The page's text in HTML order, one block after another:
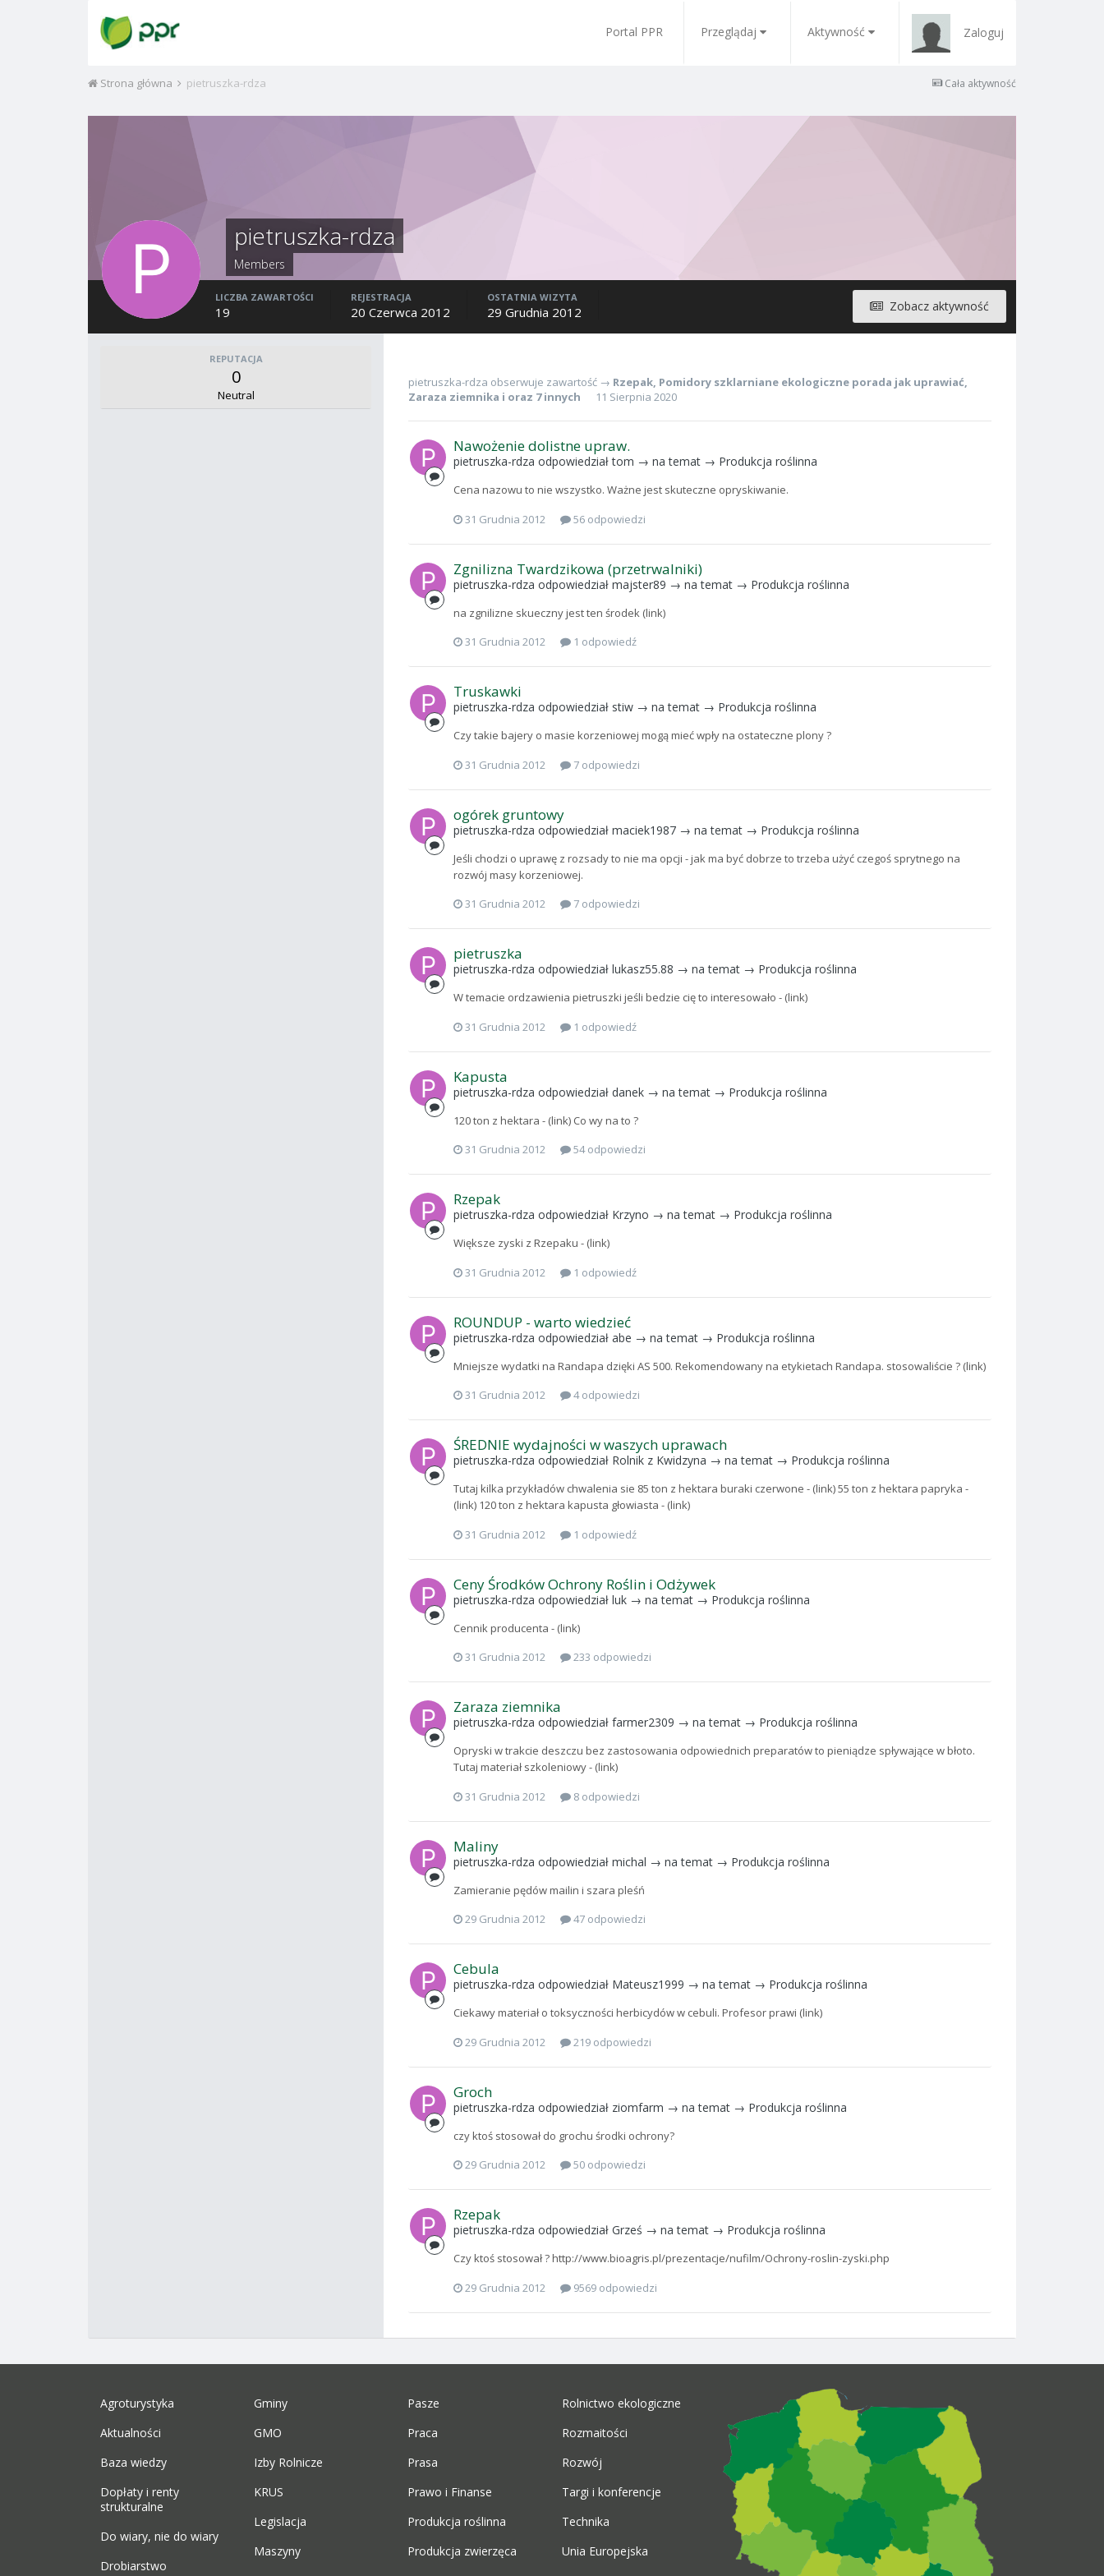
Portal PPR Przeglądaj Aktywność Zaloguj
Cała aktywność
Strona główna pietruszka-rdza
pietruszka-rdza
Members
Zobacz aktywność
LICZBA ZAWARTOŚCI
19
REJESTRACJA
20 Czerwca 2012
OSTATNIA WIZYTA
29 Grudnia 2012
REPUTACJA
0
Neutral
pietruszka-rdza obserwuje zawartość → Rzepak, Pomidory szklarniane ekologiczne porada jak uprawiać,
Zaraza ziemnika i oraz 7 innych 11 Sierpnia 2020
Nawożenie dolistne upraw.
pietruszka-rdza odpowiedziałtom → na temat → Produkcja roślinna
Cena nazowu to nie wszystko. Ważne jest skuteczne opryskiwanie.
31 Grudnia 2012
56 odpowiedzi
Zgnilizna Twardzikowa (przetrwalniki)
pietruszka-rdza odpowiedział majster89 → na temat → Produkcja roślinna
na zgnilizne skueczny jest ten środek (link)
31 Grudnia 2012
1 odpowiedź
Truskawki
pietruszka-rdza odpowiedział stiw → na temat → Produkcja roślinna
Czy takie bajery o masie korzeniowej mogą mieć wpły na ostateczne plony ?
31 Grudnia 2012
7 odpowiedzi
ogórek gruntowy
pietruszka-rdza odpowiedział maciek1987 → na temat → Produkcja roślinna
Jeśli chodzi o uprawę z rozsady to nie ma opcji - jak ma być dobrze to trzeba użyć czegoś sprytnego na
rozwój masy korzeniowej.
31 Grudnia 2012
7 odpowiedzi
pietruszka
pietruszka-rdza odpowiedział lukasz55.88 → na temat → Produkcja roślinna
W temacie ordzawienia pietruszki jeśli bedzie cię to interesowało - (link)
31 Grudnia 2012
1 odpowiedź
Kapusta
pietruszka-rdza odpowiedział danek → na temat → Produkcja roślinna
120 ton z hektara - (link) Co wy na to ?
31 Grudnia 2012
54 odpowiedzi
Rzepak
pietruszka-rdza odpowiedział Krzyno → na temat → Produkcja roślinna
Większe zyski z Rzepaku - (link)
31 Grudnia 2012
1 odpowiedź
ROUNDUP - warto wiedzieć
pietruszka-rdza odpowiedział abe → na temat → Produkcja roślinna
Mniejsze wydatki na Randapa dzięki AS 500. Rekomendowany na etykietach Randapa. stosowaliście ? (link)
31 Grudnia 2012
4 odpowiedzi
ŚREDNIE wydajności w waszych uprawach
pietruszka-rdza odpowiedział Rolnik z Kwidzyna → na temat → Produkcja roślinna
Tutaj kilka przykładów chwalenia sie 85 ton z hektara buraki czerwone - (link) 55 ton z hektara papryka -
(link) 120 ton z hektara kapusta głowiasta - (link)
31 Grudnia 2012
1 odpowiedź
Ceny Środków Ochrony Roślin i Odżywek
pietruszka-rdza odpowiedział luk → na temat → Produkcja roślinna
Cennik producenta - (link)
31 Grudnia 2012
233 odpowiedzi
Zaraza ziemnika
pietruszka-rdza odpowiedział farmer2309 → na temat → Produkcja roślinna
Opryski w trakcie deszczu bez zastosowania odpowiednich preparatów to pieniądze spływające w błoto.
Tutaj materiał szkoleniowy - (link)
31 Grudnia 2012
8 odpowiedzi
Maliny
pietruszka-rdza odpowiedział michal → na temat → Produkcja roślinna
Zamieranie pędów mailin i szara pleśń
29 Grudnia 2012
47 odpowiedzi
Cebula
pietruszka-rdza odpowiedział Mateusz1999 → na temat → Produkcja roślinna
Ciekawy materiał o toksyczności herbicydów w cebuli. Profesor prawi (link)
29 Grudnia 2012
219 odpowiedzi
Groch
pietruszka-rdza odpowiedział ziomfarm → na temat → Produkcja roślinna
czy ktoś stosował do grochu środki ochrony?
29 Grudnia 2012
50 odpowiedzi
Rzepak
pietruszka-rdza odpowiedział Grześ → na temat → Produkcja roślinna
Czy ktoś stosował ? http://www.bioagris.pl/prezentacje/nufilm/Ochrony-roslin-zyski.php
29 Grudnia 2012
9569 odpowiedzi
Agroturystyka
Aktualności
Baza wiedzy
Dopłaty i renty
strukturalne
Do wiary, nie do wiary
Drobiarstwo
Gminy
GMO
Izby Rolnicze
KRUS
Legislacja
Maszyny
Pasze
Praca
Prasa
Prawo i Finanse
Produkcja roślinna
Produkcja zwierzęca
Rolnictwo ekologiczne
Rozmaitości
Rozwój
Targi i konferencje
Technika
Unia Europejska